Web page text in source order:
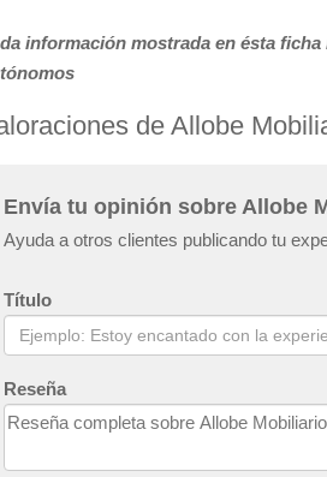
información mostrada en ésta
de Allobe
Envía tu opinión sobre Allobe
Ayuda a otros clientes publicando tu
Título
Reseña